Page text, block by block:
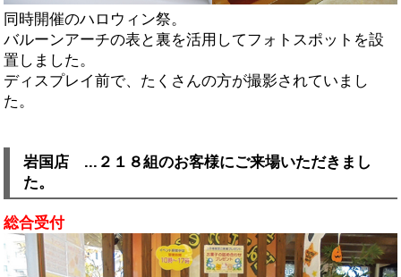
同時開催のハロウィン祭。
バルーンアーチの表と裏を活用してフォトスポットを設
置しました。
ディスプレイ前で、たくさんの方が撮影されていまし
た。
岩国店 ...２１８組のお客様にご来場いただきまし
た。
総合受付